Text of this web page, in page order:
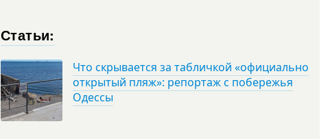
Статьи:
Что скрывается за табличкой «официально
открытый пляж»: репортаж с побережья
Одессы